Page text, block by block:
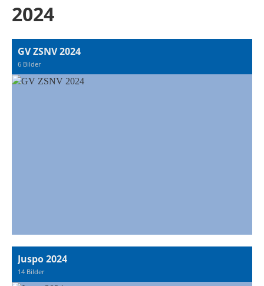
2024
GV ZSNV 2024
6 Bilder
Juspo 2024
14 Bilder